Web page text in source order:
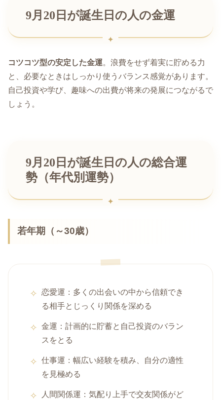
9月20日が誕生日の人の金運
コツコツ型の安定した金運。浪費をせず着実に貯める力
と、必要なときはしっかり使うバランス感覚があります。
自己投資や学び、趣味への出費が将来の発展につながるで
しょう。
9月20日が誕生日の人の総合運
勢（年代別運勢）
若年期（～30歳）
恋愛運：多くの出会いの中から信頼でき
る相手とじっくり関係を深める
金運：計画的に貯蓄と自己投資のバラン
スをとる
仕事運：幅広い経験を積み、自分の適性
を見極める
人間関係運：気配り上手で交友関係がど